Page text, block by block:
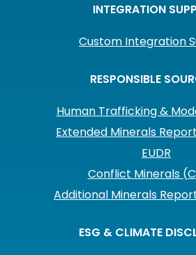
INTEGRATION
Custom Integration
RESPONSIBLE
Human Trafficking &
Extended Minerals
EUDR
Conflict Minerals
Additional Minerals
ESG & CLIMATE